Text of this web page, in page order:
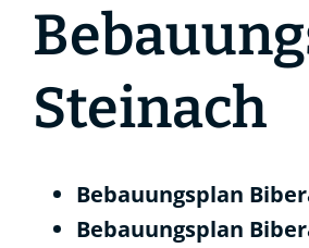
Steinach
Bebauungsplan
Bebauungsplan